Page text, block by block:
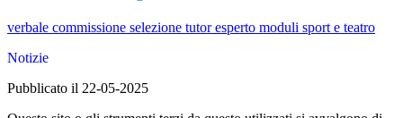
verbale commissione selezione tutor esperto moduli sport e teatro
Notizie
Pubblicato il 22-05-2025